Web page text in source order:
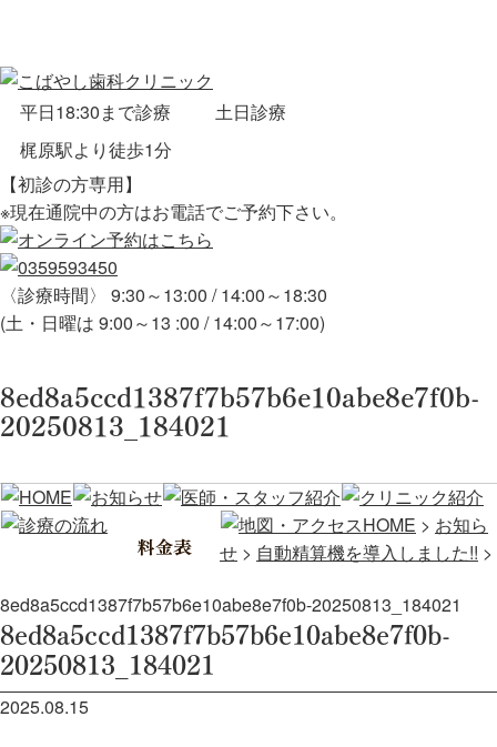
平日18:30まで診療
土日診療
梶原駅より徒歩1分
【初診の方専用】
※現在通院中の方はお電話でご予約下さい。
〈診療時間〉 9:30～13:00 / 14:00～18:30
(土・日曜は 9:00～13 :00 / 14:00～17:00)
8ed8a5ccd1387f7b57b6e10abe8e7f0b-
20250813_184021
HOME > お知ら
せ > 自動精算機を導入しました!! >
8ed8a5ccd1387f7b57b6e10abe8e7f0b-20250813_184021
8ed8a5ccd1387f7b57b6e10abe8e7f0b-
20250813_184021
2025.08.15